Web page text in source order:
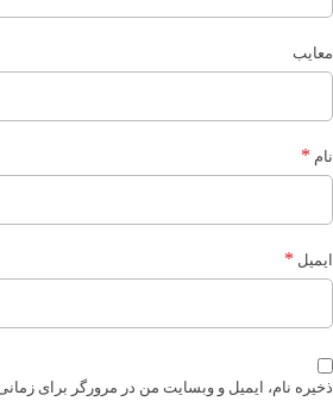
معایب
نام *
ایمیل *
ذخیره نام، ایمیل و وبسایت من در مرورگر برای